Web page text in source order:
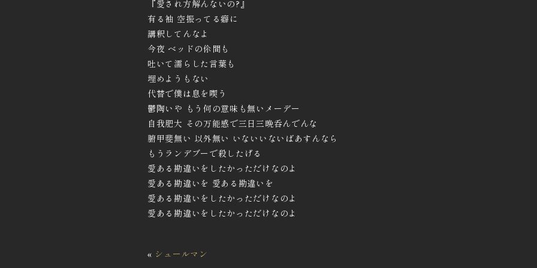
『愛され方解んないの?』
有る袖 空振ってる癖に
講釈してんなよ
今夜 ベッドの伱間も
吐いて濡らした言葉も
埋めようもない
代替で僕は息を喫う
鬱陶いや もう何の意味も無いメーデー
自我肥大 その万能感で三日三晩呑んでんな
腑甲斐無い 以外無い いないいないばあすんなら
もうランデブーで殺したげる
愛ある勘違いをしたかっただけなのよ
愛ある勘違いを 愛ある勘違いを
愛ある勘違いをしたかっただけなのよ
愛ある勘違いをしたかっただけなのよ
« シュールマン